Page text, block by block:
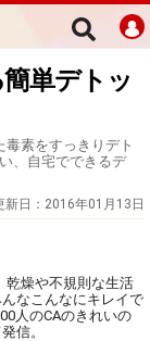
単デトッ
素をすっきりデト
、自宅でできるデ
新日： 2016年01月13日
乾燥や不規則な生活
なこんなにキレイで
人のCAのきれいの
信。